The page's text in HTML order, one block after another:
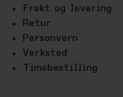
Frakt og levering
Retur
Personvern
Verksted
Timebestilling